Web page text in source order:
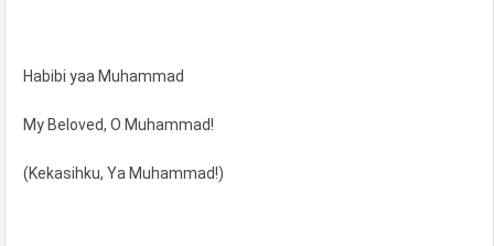
Habibi yaa Muhammad
My Beloved, O Muhammad!
(Kekasihku, Ya Muhammad!)